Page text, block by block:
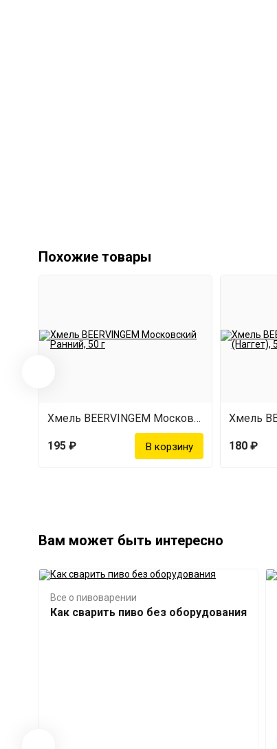
Похожие товары
Хмель BEERVINGEM Московский Ранний, 50 г
195 ₽ 180 ₽
Вам может быть интересно
Все о пивоварении
Как сварить пиво без оборудования